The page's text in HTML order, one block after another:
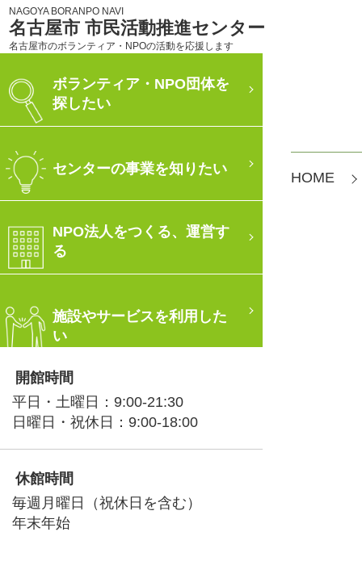
NAGOYA BORANPO NAVI
名古屋市 市民活動推進センター
名古屋市のボランティア・NPOの活動を応援します
ボランティア・NPO団体を
探したい
センターの事業を知りたい
NPO法人をつくる、運営す
る
施設やサービスを利用した
い
開館時間
平日・土曜日：9:00-21:30
日曜日・祝休日：9:00-18:00
休館時間
毎週月曜日（祝休日を含む）
年末年始
HOME